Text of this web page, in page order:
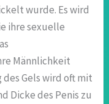
wurde. Es wird
ihre sexuelle
Männlichkeit
Gels wird oft mit
Dicke des Penis zu